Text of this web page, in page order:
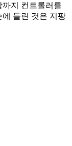
까지 컨트롤러를
들린 것은 지팡